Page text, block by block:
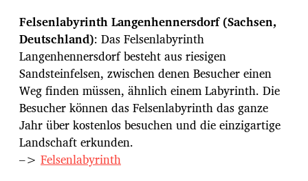
Felsenlabyrinth Langenhennersdorf (Sachsen,
Deutschland): Das Felsenlabyrinth
Langenhennersdorf besteht aus riesigen
Sandsteinfelsen, zwischen denen Besucher einen
Weg finden müssen, ähnlich einem Labyrinth. Die
Besucher können das Felsenlabyrinth das ganze
Jahr über kostenlos besuchen und die einzigartige
Landschaft erkunden.
–> Felsenlabyrinth